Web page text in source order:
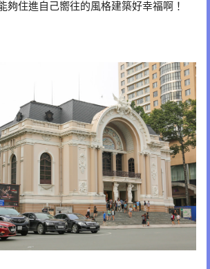
夠住進自己嚮往的風格建築好幸福啊！